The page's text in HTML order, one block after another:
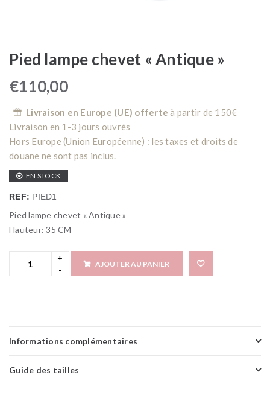
Pied lampe chevet « Antique »
€110,00
Livraison en Europe (UE) offerte à partir de 150€
Livraison en 1-3 jours ouvrés
Hors Europe (Union Européenne) : les taxes et droits de
douane ne sont pas inclus.
EN STOCK
REF: PIED1
Pied lampe chevet « Antique »
Hauteur: 35 CM
AJOUTER AU PANIER
Informations complémentaires
Guide des tailles